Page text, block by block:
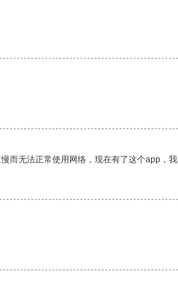
无法正常使用网络，现在有了这个app，我